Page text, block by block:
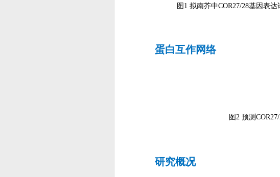
图1 拟南芥中COR27/28基因表达
蛋白互作网络
图2 预测
研究概况